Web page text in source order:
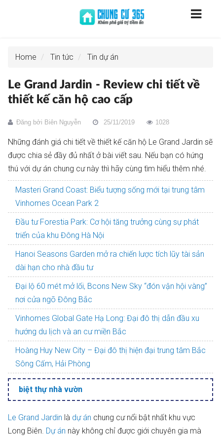
Home Tin tức Tin dự án
Le Grand Jardin - Review chi tiết về
thiết kế căn hộ cao cấp
Đăng bởi Biên Nguyễn 25/11/2019 1028
Những đánh giá chi tiết về thiết kế căn hộ Le Grand Jardin sẽ
được chia sẻ đầy đủ nhất ở bài viết sau. Nếu bạn có hứng
thú với dự án chung cư này thì hãy cùng tìm hiểu thêm nhé.
Masteri Grand Coast: Biểu tượng sống mới tại trung tâm
Vinhomes Ocean Park 2
Đầu tư Forestia Park: Cơ hội tăng trưởng cùng sự phát
triển của khu Đông Hà Nội
Hanoi Seasons Garden mở ra chiến lược tích lũy tài sản
dài hạn cho nhà đầu tư
Đại lộ 60 mét mở lối, Bcons New Sky “đón vận hội vàng”
nơi cửa ngõ Đông Bắc
Vinhomes Global Gate Hạ Long: Đại đô thị dẫn đầu xu
hướng du lịch và an cư miền Bắc
Hoàng Huy New City – Đại đô thị hiện đại trung tâm Bắc
Sông Cấm, Hải Phòng
biệt thự nhà vườn
Le Grand Jardin là dự án chung cư nổi bật nhất khu vực
Long Biên. Dự án này không chỉ được giới chuyên gia mà